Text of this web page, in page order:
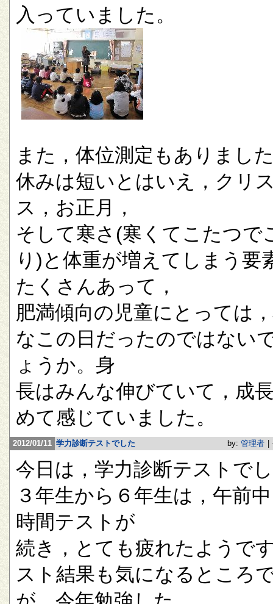
入っていました。
また，体位測定もありまし
休みは短いとはいえ，クリ
ス，お正月，
そして寒さ(寒くてこたつで
り)と体重が増えてしまう要
たくさんあって，
肥満傾向の児童にとっては
なこの日だったのではない
ょうか。身
長はみんな伸びていて，成
めて感じていました。
2012/01/11 学力診断テストでした by: 管理者
今日は，学力診断テストで
３年生から６年生は，午前
時間テストが
続き，とても疲れたようで
スト結果も気になるところ